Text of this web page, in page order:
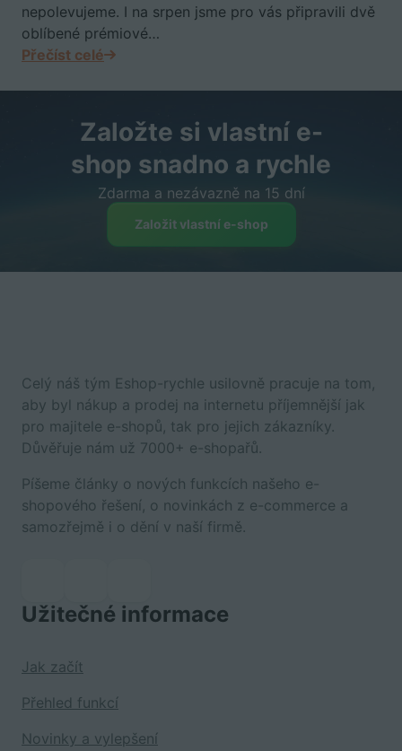
nepolevujeme. I na srpen jsme pro vás připravili dvě
oblíbené prémiové…
Přečíst celé
Založte si vlastní e-
shop snadno a rychle
Zdarma a nezávazně na 15 dní
Založit vlastní e-shop
Celý náš tým Eshop-rychle usilovně pracuje na tom,
aby byl nákup a prodej na internetu příjemnější jak
pro majitele e-shopů, tak pro jejich zákazníky.
Důvěřuje nám už 7000+ e-shopařů.
Píšeme články o nových funkcích našeho e-
shopového řešení, o novinkách z e-commerce a
samozřejmě i o dění v naší firmě.
Užitečné informace
Jak začít
Přehled funkcí
Novinky a vylepšení